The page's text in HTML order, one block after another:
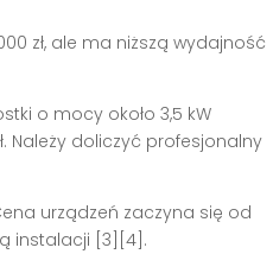
zł, ale ma niższą wydajność
o mocy około 3,5 kW
Należy doliczyć profesjonalny
urządzeń zaczyna się od
instalacji [3][4].